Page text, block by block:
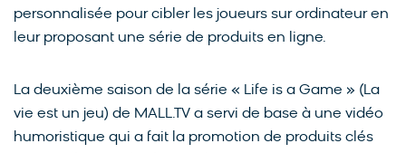
personnalisée pour cibler les joueurs sur ordinateur en
leur proposant une série de produits en ligne.
La deuxième saison de la série « Life is a Game » (La
vie est un jeu) de MALL.TV a servi de base à une vidéo
humoristique qui a fait la promotion de produits clés